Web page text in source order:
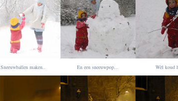
Sneeuwballen maken.. En een sneeuwpop... Wèl koud